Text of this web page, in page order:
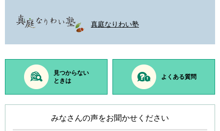
真庭なりわい塾
見つからない
ときは
よくある質問
みなさんの声をお聞かせください